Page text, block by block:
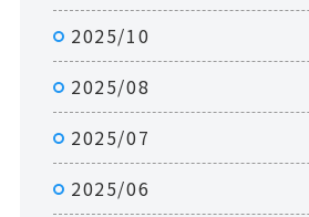
2025/10
2025/08
2025/07
2025/06